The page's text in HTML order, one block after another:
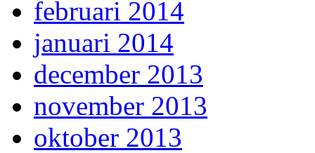
februari 2014
januari 2014
december 2013
november 2013
oktober 2013